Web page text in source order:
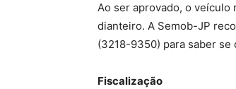
Ao ser aprovado, o
dianteiro. A Semob-JP
(3218-9350) para saber
Fiscalização